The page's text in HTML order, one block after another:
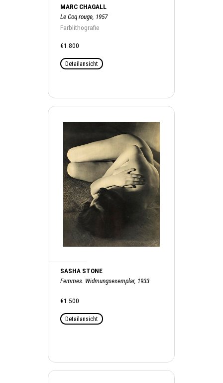
MARC CHAGALL
Le Coq rouge, 1957
Farblithografie
€1.800
Detailansicht
SASHA STONE
Femmes. Widmungsexemplar, 1933
€1.500
Detailansicht